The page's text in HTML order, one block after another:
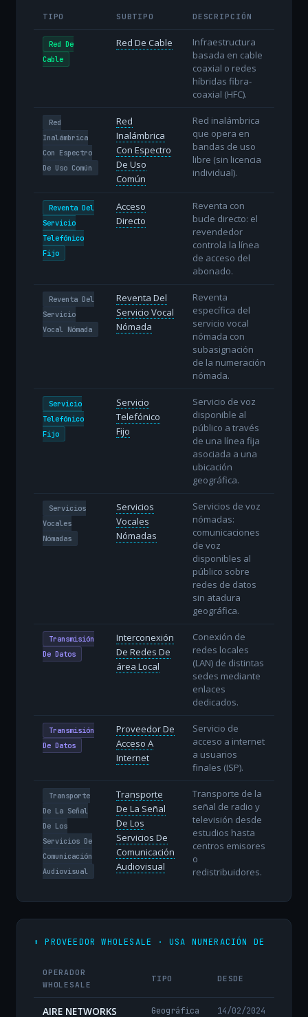
TIPO SUBTIPO DESCRIPCIÓN
Red De
Cable
Red De Cable
Infraestructura
basada en cable
coaxial o redes
híbridas fibra-
coaxial (HFC).
Red
Inalámbrica
Con Espectro
De Uso Común
Red
Inalámbrica
Con Espectro
De Uso
Común
Red inalámbrica
que opera en
bandas de uso
libre (sin licencia
individual).
Reventa Del
Servicio
Telefónico
Fijo
Acceso
Directo
Reventa con
bucle directo: el
revendedor
controla la línea
de acceso del
abonado.
Reventa Del
Servicio
Vocal Nómada
Reventa Del
Servicio Vocal
Nómada
Reventa
específica del
servicio vocal
nómada con
subasignación
de la numeración
nómada.
Servicio
Telefónico
Fijo
Servicio
Telefónico
Fijo
Servicio de voz
disponible al
público a través
de una línea fija
asociada a una
ubicación
geográfica.
Servicios
Vocales
Nómadas
Servicios
Vocales
Nómadas
Servicios de voz
nómadas:
comunicaciones
de voz
disponibles al
público sobre
redes de datos
sin atadura
geográfica.
Transmisión
De Datos
Interconexión
De Redes De
área Local
Conexión de
redes locales
(LAN) de distintas
sedes mediante
enlaces
dedicados.
Transmisión
De Datos
Proveedor De
Acceso A
Internet
Servicio de
acceso a internet
a usuarios
finales (ISP).
Transporte
De La Señal
De Los
Servicios De
Comunicación
Audiovisual
Transporte
De La Señal
De Los
Servicios De
Comunicación
Audiovisual
Transporte de la
señal de radio y
televisión desde
estudios hasta
centros emisores
o
redistribuidores.
⬆️ PROVEEDOR WHOLESALE · USA NUMERACIÓN DE
OPERADOR
WHOLESALE
TIPO DESDE
AIRE NETWORKS Geográfica 14/02/2024